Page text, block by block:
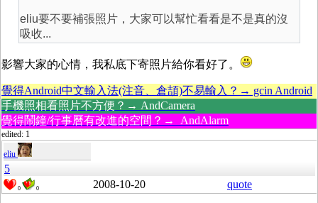
eliu要不要補張照片，大家可以幫忙看看是不是真的沒
吸收...
影響大家的心情，我私底下寄照片給你看好了。
覺得Android中文輸入法(注音、倉頡)不易輸入？→ gcin Android
手機照相看照片不方便？→ AndCamera
覺得鬧鐘/行事曆有改進的空間？→ AndAlarm
edited: 1
eliu
5
0 0 2008-10-20 quote